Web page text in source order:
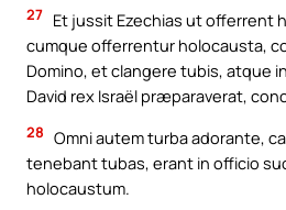
27 Et jussit Ezechias ut offerrent
cumque offerrentur holocausta,
Domino, et clangere tubis, atque
David rex Israël præparaverat,
28 Omni autem turba adorante,
tenebant tubas, erant in officio
holocaustum.